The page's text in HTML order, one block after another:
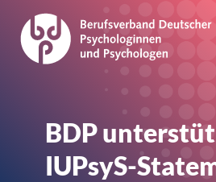
BDP
IUPsyS-